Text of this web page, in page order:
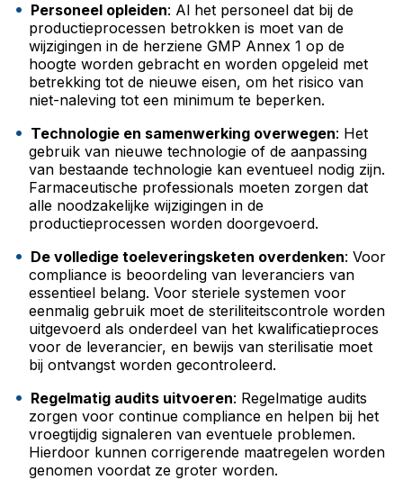
Personeel opleiden: Al het personeel dat bij de
productieprocessen betrokken is moet van de
wijzigingen in de herziene GMP Annex 1 op de
hoogte worden gebracht en worden opgeleid met
betrekking tot de nieuwe eisen, om het risico van
niet-naleving tot een minimum te beperken.
Technologie en samenwerking overwegen: Het
gebruik van nieuwe technologie of de aanpassing
van bestaande technologie kan eventueel nodig zijn.
Farmaceutische professionals moeten zorgen dat
alle noodzakelijke wijzigingen in de
productieprocessen worden doorgevoerd.
De volledige toeleveringsketen overdenken: Voor
compliance is beoordeling van leveranciers van
essentieel belang. Voor steriele systemen voor
eenmalig gebruik moet de steriliteitscontrole worden
uitgevoerd als onderdeel van het kwalificatieproces
voor de leverancier, en bewijs van sterilisatie moet
bij ontvangst worden gecontroleerd.
Regelmatig audits uitvoeren: Regelmatige audits
zorgen voor continue compliance en helpen bij het
vroegtijdig signaleren van eventuele problemen.
Hierdoor kunnen corrigerende maatregelen worden
genomen voordat ze groter worden.